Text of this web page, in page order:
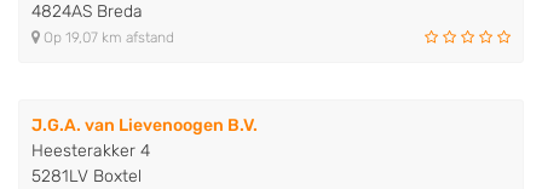
4824AS Breda
Op 19,07 km afstand
J.G.A. van Lievenoogen B.V.
Heesterakker 4
5281LV Boxtel